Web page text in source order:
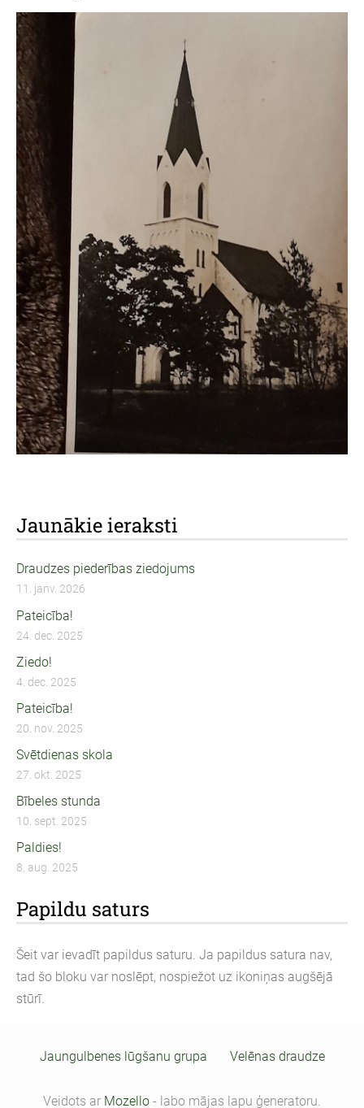
Jaunākie ieraksti
Draudzes piederības ziedojums
11. janv. 2026
Pateicība!
24. dec. 2025
Ziedo!
4. dec. 2025
Pateicība!
20. nov. 2025
Svētdienas skola
27. okt. 2025
Bībeles stunda
10. sept. 2025
Paldies!
8. aug. 2025
Papildu saturs
Šeit var ievadīt papildus saturu. Ja papildus satura nav,
tad šo bloku var noslēpt, nospiežot uz ikoniņas augšējā
stūrī.
Jaungulbenes lūgšanu grupa Velēnas draudze
Veidots ar Mozello - labo mājas lapu ģeneratoru.